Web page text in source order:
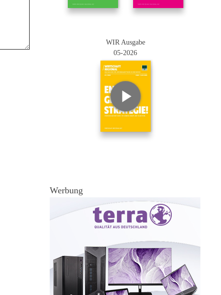
WIR Ausgabe
05-2026
Werbung